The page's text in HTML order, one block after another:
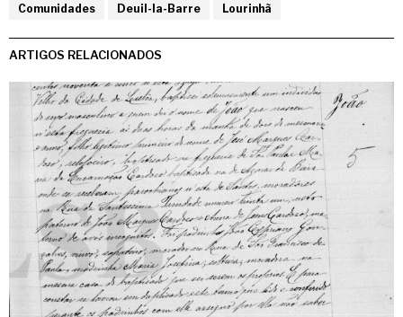
Comunidades Deuil-la-Barre Lourinhã
ARTIGOS RELACIONADOS